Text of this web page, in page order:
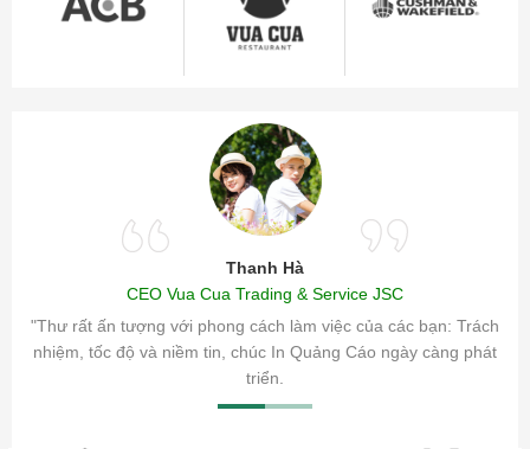
Thanh Hà
CEO Vua Cua Trading & Service JSC
"Thư rất ấn tượng với phong cách làm việc của các bạn: Trách
nhiệm, tốc độ và niềm tin, chúc In Quảng Cáo ngày càng phát
triển.
sóc